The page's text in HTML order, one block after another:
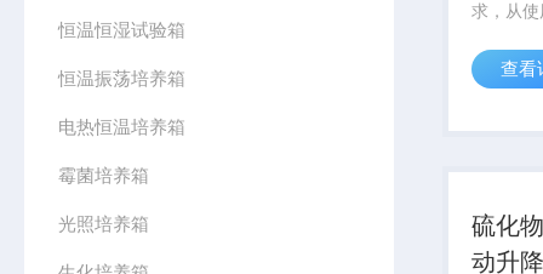
恒温恒湿试验箱
恒温振荡培养箱
电热恒温培养箱
霉菌培养箱
光照培养箱
求，从
缩产品
计了50
查看
硫化
动升降